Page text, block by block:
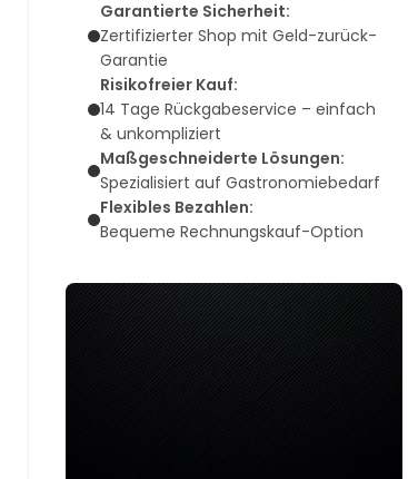
Garantierte Sicherheit:
Zertifizierter Shop mit Geld-zurück-
Garantie
Risikofreier Kauf:
14 Tage Rückgabeservice – einfach
& unkompliziert
Maßgeschneiderte Lösungen:
Spezialisiert auf Gastronomiebedarf
Flexibles Bezahlen:
Bequeme Rechnungskauf-Option